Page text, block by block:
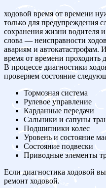
ходовой время от времени
только для предупреждения
сохранения жизни водителя
слова — неисправности
авариям и автокатастрофам.
время от времени проходить
В процессе диагностики
проверяем состояние
Тормозная система
Рулевое управление
Карданные передачи
Сальники и сапуны
Подшипники колес
Уровень и состояние
Состояние подвески
Приводные элементы
Если диагностика ходовой
ремонт ходовой.